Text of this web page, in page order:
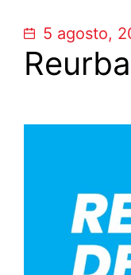
5 agosto,